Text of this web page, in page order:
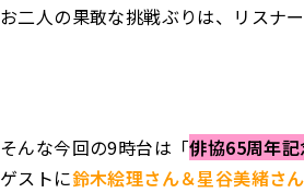
お二人の果敢な挑戦ぶりは、リスナ
そんな今回の9時台は「俳協65周年
ゲストに鈴木絵理さん＆星谷美緒さん